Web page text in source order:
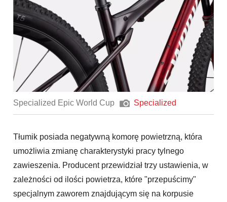
Specialized Epic World Cup Specialized
Tłumik posiada negatywną komorę powietrzną, która
umożliwia zmianę charakterystyki pracy tylnego
zawieszenia. Producent przewidział trzy ustawienia, w
zależności od ilości powietrza, które "przepuścimy"
specjalnym zaworem znajdującym się na korpusie